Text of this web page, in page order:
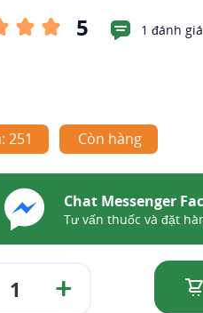
5 1 đánh giá
251 Còn hàng
Chat Messenger
Tư vấn thuốc và đặt